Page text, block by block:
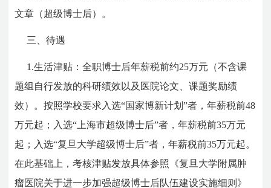
文章（超级博士后）。
三、待遇
1.生活津贴：全职博士后年薪税前约25万元（不含课
题组自行发放的科研绩效以及医院论文、课题奖励绩
效）。按照学校要求入选“国家博新计划”者，年薪税前48
万元起；入选“上海市超级博士后”者，年薪税前35万元
起；入选“复旦大学超级博士后”者，年薪税前35万元起。
在此基础上，考核津贴发放具体参照《复旦大学附属肿
瘤医院关于进一步加强超级博士后队伍建设实施细则》